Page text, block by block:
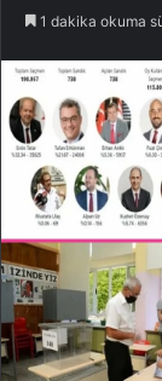
1 dakika okuma